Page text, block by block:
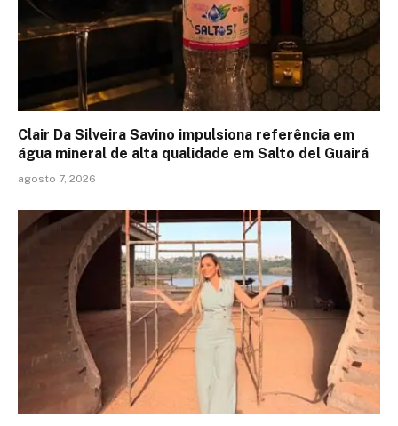
Clair Da Silveira Savino impulsiona referência em
água mineral de alta qualidade em Salto del Guairá
agosto 7, 2026